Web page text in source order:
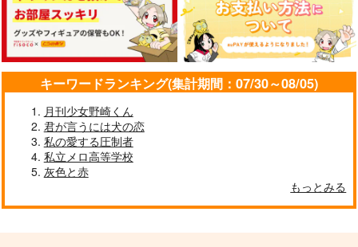
夢の続きはパーティー
の後で【おまけなし】
ワンだふるワールド
円（税込）
サンプル
作品詳細
僕とかっちゃんの幼な
じみＲＴＡ！
暗中最中
880円（税込）
とある僕の非日常【ア
クリルシールなし】
夕暮れ向日葵
590円（税込）
カット&ペーストでこ
の世界を生きてい
く 16
集英社
世界最強の魔女、始め
ました 私だけ『攻略
サイト』を見れる世界
講談社
ん大暴走 16
ターテイメント
726円（税込）
キーワードランキング(集計期間：07/30～08/05)
月刊少女野崎くん
君が言うには犬の恋
私の愛する圧制者
私立メロ高等学校
灰色と赤
もっとみる